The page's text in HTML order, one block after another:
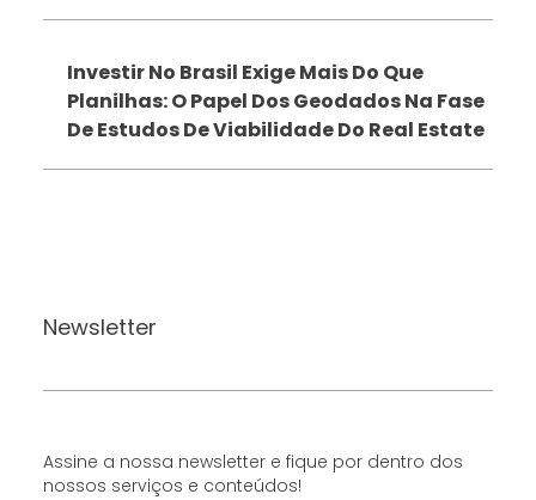
Investir No Brasil Exige Mais Do Que
Planilhas: O Papel Dos Geodados Na Fase
De Estudos De Viabilidade Do Real Estate
Newsletter
Assine a nossa newsletter e fique por dentro dos
nossos serviços e conteúdos!